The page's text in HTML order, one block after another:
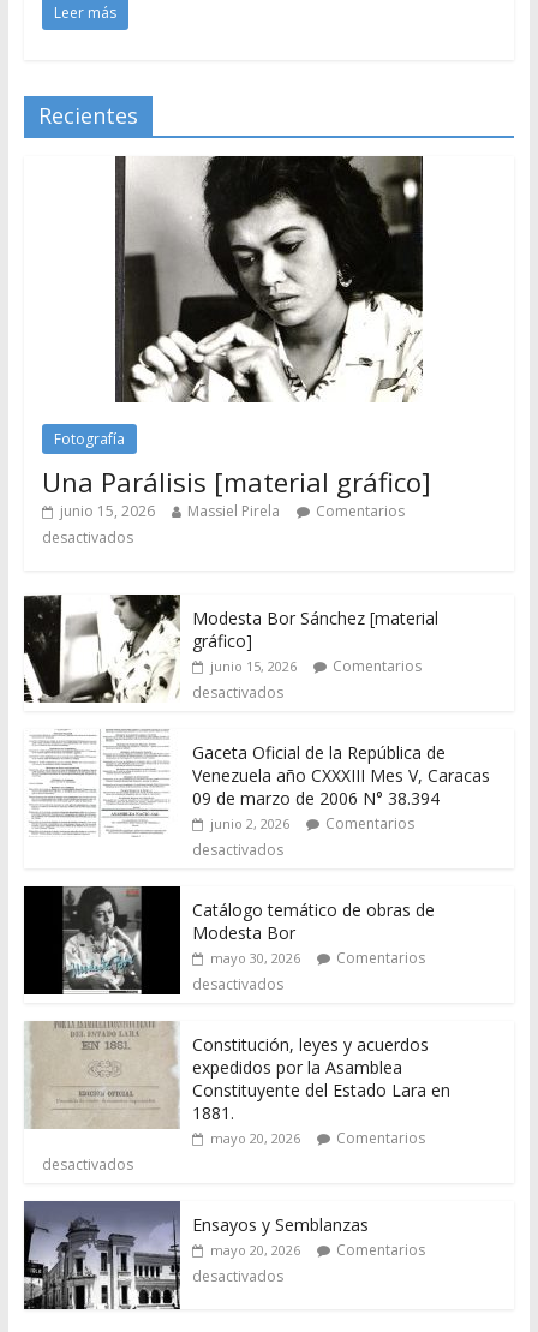
Leer más
Recientes
Fotografía
Una Parálisis [material gráfico]
junio 15, 2026 Massiel Pirela
Comentarios
desactivados
Modesta Bor Sánchez [material
gráfico]
junio 15, 2026
Comentarios
desactivados
Gaceta Oficial de la República de
Venezuela año CXXXIII Mes V, Caracas
09 de marzo de 2006 N° 38.394
junio 2, 2026
Comentarios
desactivados
Catálogo temático de obras de
Modesta Bor
mayo 30, 2026
Comentarios
desactivados
Constitución, leyes y acuerdos
expedidos por la Asamblea
Constituyente del Estado Lara en
1881.
mayo 20, 2026
Comentarios
desactivados
Ensayos y Semblanzas
mayo 20, 2026
Comentarios
desactivados